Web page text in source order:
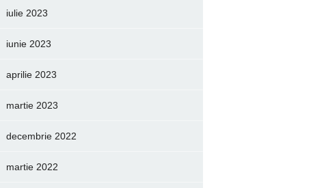
iulie 2023
iunie 2023
aprilie 2023
martie 2023
decembrie 2022
martie 2022